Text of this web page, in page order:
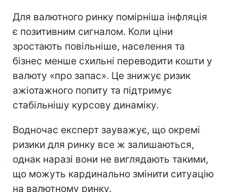
Для валютного ринку помірніша інфляція
є позитивним сигналом. Коли ціни
зростають повільніше, населення та
бізнес менше схильні переводити кошти у
валюту «про запас». Це знижує ризик
ажіотажного попиту та підтримує
стабільнішу курсову динаміку.
Водночас експерт зауважує, що окремі
ризики для ринку все ж залишаються,
однак наразі вони не виглядають такими,
що можуть кардинально змінити ситуацію
на валютному ринку.